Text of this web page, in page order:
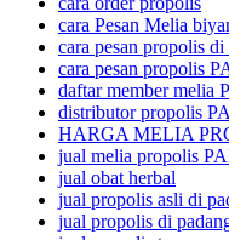
cara Pesan Melia
cara pesan propolis
cara pesan propolis
daftar member
distributor propolis
HARGA MELIA
jual melia propolis
jual obat herbal
jual propolis asli di
jual propolis di